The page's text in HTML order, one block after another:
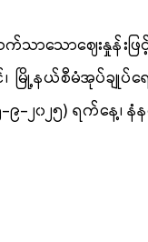
ာသောဈေးနှုန်းဖြ
ြို့နယ်စီမံအုပ်ချုပ်ရ
-၂၀၂၅) ရက်နေ့၊ နံ